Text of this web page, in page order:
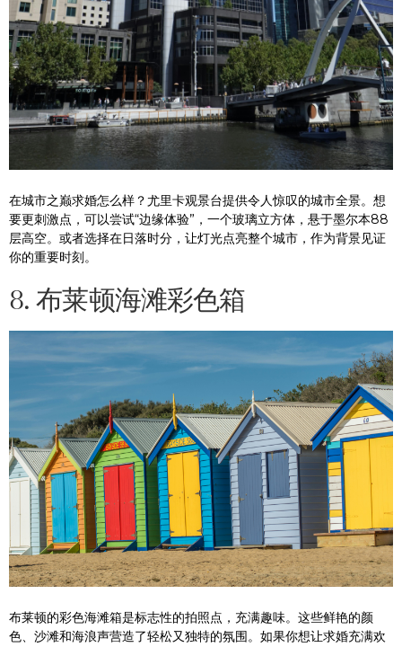
在城市之巅求婚怎么样？尤里卡观景台提供令人惊叹的城市全景。想
要更刺激点，可以尝试“边缘体验”，一个玻璃立方体，悬于墨尔本88
层高空。或者选择在日落时分，让灯光点亮整个城市，作为背景见证
你的重要时刻。
8. 布莱顿海滩彩色箱
布莱顿的彩色海滩箱是标志性的拍照点，充满趣味。这些鲜艳的颜
色、沙滩和海浪声营造了轻松又独特的氛围。如果你想让求婚充满欢